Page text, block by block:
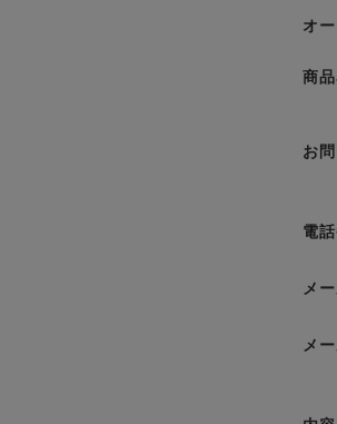
オ
商
お
電
メ
メ